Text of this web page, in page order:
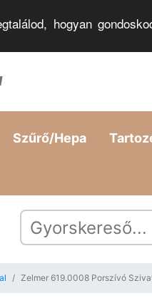
hogyan
Szűrő/Hepa
Zelmer 619.0008 Porszívó